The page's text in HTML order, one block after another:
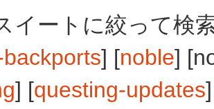
イートに絞って検
] [noble]
] [questing-updates